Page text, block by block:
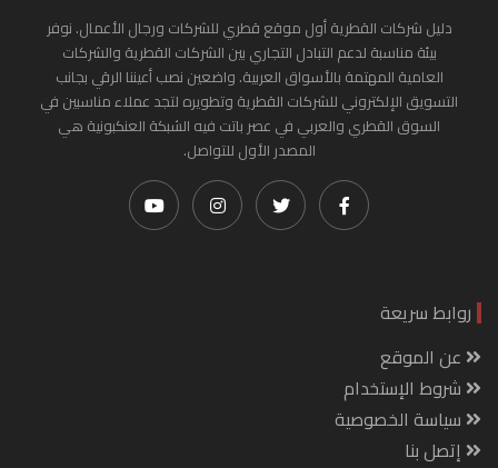
دليل شركات القطرية أول موقع قطري للشركات ورجال الأعمال. نوفر
بيئة مناسبة لدعم التبادل التجاري بين الشركات القطرية والشركات
العامية المهتمة بالأسواق العربية. واضعين نصب أعيننا الرقي بجانب
التسويق الإلكتروني للشركات القطرية وتطويره لتجد عملاء مناسبين في
السوق القطري والعربي في عصر باتت فيه الشبكة العنكبونية هي
المصدر الأول للتواصل.
روابط سريعة
عن الموقع
شروط الإستخدام
سياسة الخصوصية
إتصل بنا